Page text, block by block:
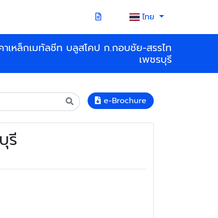
ไทย
เหล็กเมทัลชีท บลูสโคป ก.กอบชัย-สรรไท
เพชรบุรี
e-Brochure
รี